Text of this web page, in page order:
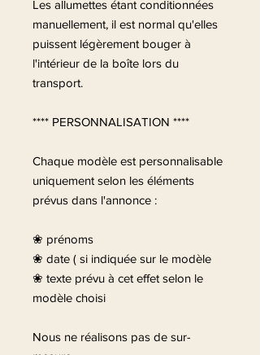
Les allumettes étant conditionnées
manuellement, il est normal qu'elles
puissent légèrement bouger à
l'intérieur de la boîte lors du
transport.
**** PERSONNALISATION ****
Chaque modèle est personnalisable
uniquement selon les éléments
prévus dans l'annonce :
❀ prénoms
❀ date ( si indiquée sur le modèle
❀ texte prévu à cet effet selon le
modèle choisi
Nous ne réalisons pas de sur-